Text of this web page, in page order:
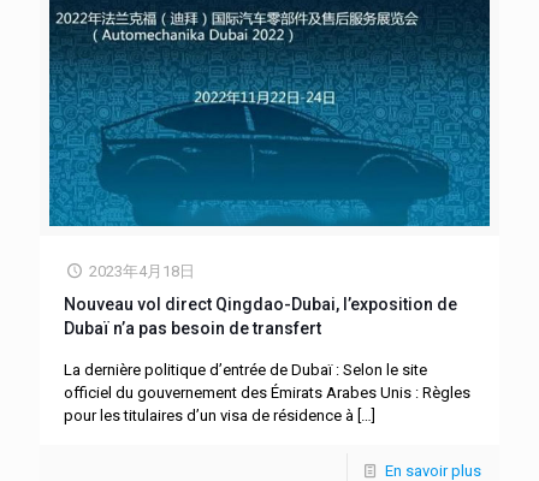
2023年4月18日
Nouveau vol direct Qingdao-Dubai, l’exposition de
Dubaï n’a pas besoin de transfert
La dernière politique d’entrée de Dubaï : Selon le site
officiel du gouvernement des Émirats Arabes Unis : Règles
pour les titulaires d’un visa de résidence à
En savoir plus